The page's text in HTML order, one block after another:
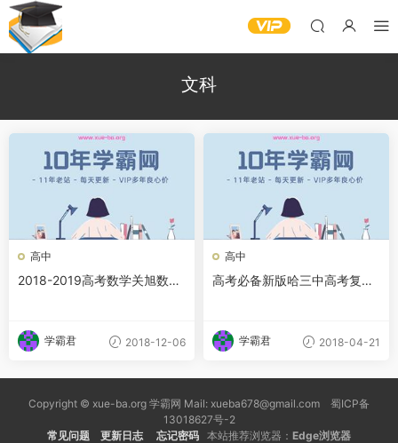
文科
高中
2018-2019高考数学关旭数学
学霸君 2018-12-06
高中
高考必备新版哈三中高考复习
学霸君 2018-04-21
Copyright © xue-ba.org 学霸网 Mail: xueba678@gmail.com 蜀ICP备
13018627号-2
常见问题
更新日志 忘记密码 本站推荐浏览器： Edge浏览器